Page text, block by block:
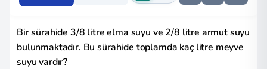
Bir sürahide 3/8 litre elma suyu ve 2/8 litre armut suyu
bulunmaktadır. Bu sürahide toplamda kaç litre meyve
suyu vardır?